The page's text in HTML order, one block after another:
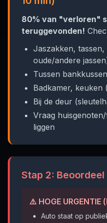
80% van "verloren"
teruggevonden!
Jaszakken,
oude/andere
Tussen
Badkamer, keuken
Bij de deur
Vraag
liggen
Stap 2:
⚠️ HOGE URGENTIE
Auto staat op